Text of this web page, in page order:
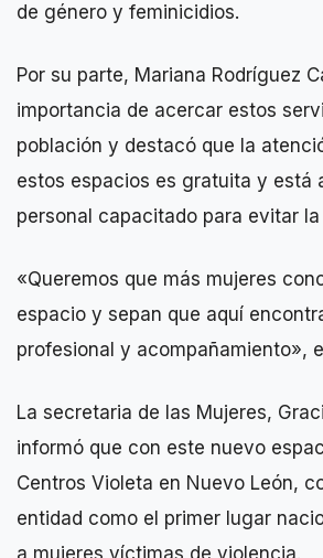
de género y feminicidios.
Por su parte, Mariana Rodríguez
importancia de acercar estos
población y destacó que la
estos espacios es gratuita y está
personal capacitado para evitar
«Queremos que más mujeres
espacio y sepan que aquí
profesional y acompañamiento»,
La secretaria de las Mujeres,
informó que con este nuevo
Centros Violeta en Nuevo León,
entidad como el primer lugar
a mujeres víctimas de violencia.